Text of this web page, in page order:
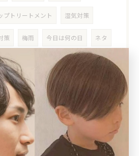
プトリートメント 湿気対策
策 梅雨 今日は何の日 ネタ
シリコン除去 本
吾 ヘアアロン 猛暑
LINE らいん 根本染め
クーポン 明るめ白髪染め
乾燥対策 高齢者